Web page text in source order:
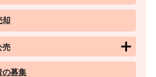
却
売
の募集